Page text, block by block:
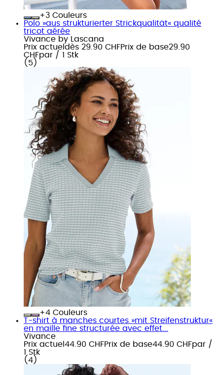
+
Couleurs
Polo »aus strukturierter Strickqualität« qualité
tricot aérée
Vivance by Lascana
Prix actuel dès 29.90 CHFPrix de base29.90
CHFpar / 1 Stk
( 5 )
+
Couleurs
T-shirt à manches courtes »mit Streifenstruktur«
en maille fine structurée avec effet...
Vivance
Prix actuel 44.90 CHFPrix de base44.90 CHFpar /
1 Stk
( 4 )